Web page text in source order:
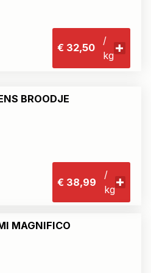
€ 32,50
/
kg
BROODJE
€ 38,99
/
kg
MAGNIFICO